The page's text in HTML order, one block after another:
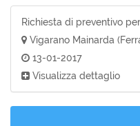
Richiesta di preventivo
Vigarano Mainarda
13-01-2017
Visualizza dettaglio